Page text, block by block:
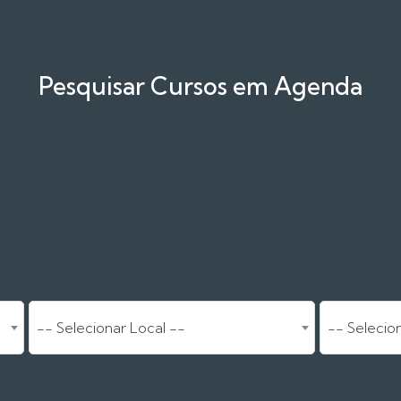
Pesquisar Cursos em Agenda
-- Selecionar Local -- --